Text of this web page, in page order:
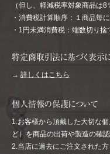
（但し、軽減税率対象商品は8
・消費税計算順序：１商品毎
・1円未満消費税：端数切り捨
特定商取引法に基づく表示
→ 詳しくはこちら
個人情報の保護について
1.お客様から頂戴した大切な
ど）を商品の出荷や製造の確
2.当店に過去にご注文された